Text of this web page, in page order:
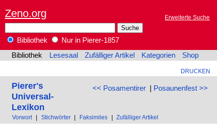
Zeno.org Erweiterte Suche
Bibliothek
Nur in Pierer-1857
Bibliothek
Lesesaal Zufälliger Artikel Kategorien Shop
DRUCKEN
<< Posamentirer| Posaunenfest >>
Pierer's
Universal-
Lexikon
Vorwort Stichwörter Faksimiles Zufälliger Artikel